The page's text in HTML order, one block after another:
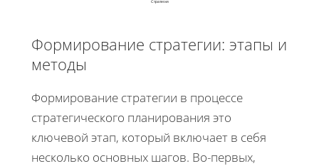
Стратегия
Формирование стратегии: этапы и
методы
Формирование стратегии в процессе
стратегического планирования это
ключевой этап, который включает в себя
несколько основных шагов. Во-первых,